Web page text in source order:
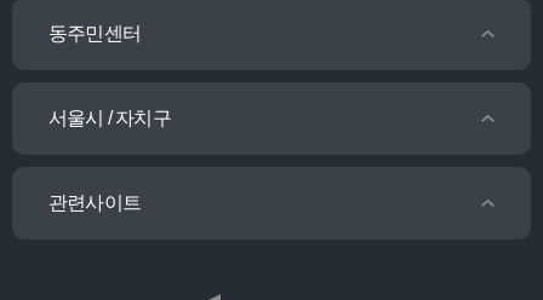
동주민센터
서울시 / 자치구
관련사이트